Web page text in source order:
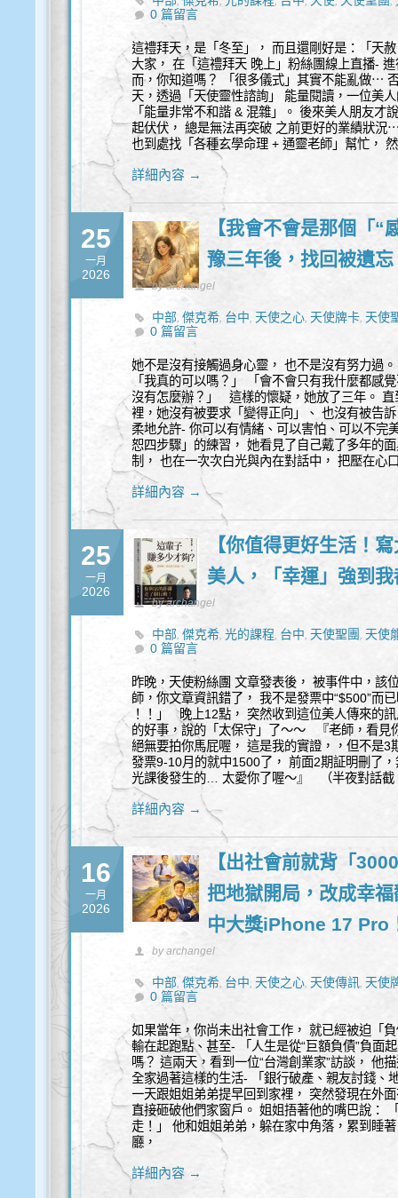
身心靈
0 篇留言
這禮拜天，是「冬至」， 而且還剛好是：「天
大家， 在「這禮拜天 晚上」粉絲團線上直播-
而，你知道嗎？ 「很多儀式」其實不能亂做⋯
天，透過「天使靈性諮詢」 能量閱讀，一位美
「能量非常不和諧 & 混雜」。 後來美人朋友才
起伏伏， 總是無法再突破 之前更好的業績狀
也到處找「各種玄學命理 + 通靈老師」幫忙，
詳細內容 →
25
一月
2026
【我會不會是那個「
豫三年後，找回被遺
by archangel
中部,傑克希, 台中, 天使之心, 天使牌卡, 天使
察,豐盛,
0 篇留言
她不是沒有接觸過身心靈， 也不是沒有努力過
「我真的可以嗎？」 「會不會只有我什麼都感
沒有怎麼辦？」 這樣的懷疑，她放了三年。
裡，她沒有被要求「變得正向」、 也沒有被告
柔地允許- 你可以有情緒、可以害怕、可以不
恕四步驟」的練習， 她看見了自己戴了多年的
制， 也在一次次白光與內在對話中， 把壓在
詳細內容 →
25
一月
2026
【你值得更好生活！
美人，「幸運」強到
by archangel
中部,傑克希,光的課程, 台中, 天使聖團, 天使
察,豐盛,
0 篇留言
昨晚，天使粉絲團 文章發表後， 被事件中，
師，你文章資訊錯了， 我不是發票中“$500”而
！！」 晚上12點， 突然收到這位美人傳來的
的好事，說的「太保守」了～～ 『老師，看見
絕無要拍你馬屁喔， 這是我的實證，，但不是
發票9-10月的就中1500了， 前面2期証明刪了
光課後發生的… 太愛你了喔～』 （半夜對話截
詳細內容 →
16
一月
2026
【出社會前就背「
把地獄開局，改成幸
中大獎iPhone 17 Pro
by archangel
中部,傑克希, 台中, 天使之心, 天使傳訊, 天使
代,覺察,
0 篇留言
如果當年，你尚未出社會工作， 就已經被迫「
輸在起跑點、甚至- 「人生是從“巨額負債”負面
嗎？ 這兩天，看到一位“台灣創業家”訪談， 他
全家過著這樣的生活- 「銀行破產、親友討錢、
一天跟姐姐弟弟提早回到家裡， 突然發現在外
直接砸破他們家窗戶。 姐姐捂著他的嘴巴說：
走！」 他和姐姐弟弟，躲在家中角落，累到睡
廳，
詳細內容 →